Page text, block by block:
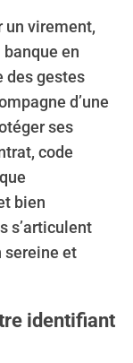
un virement,
en
des gestes
d’une
ses
code
bien
s’articulent
sereine et
identifiant